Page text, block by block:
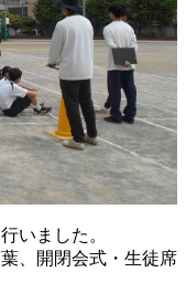
いました。
、開閉会式・生徒席